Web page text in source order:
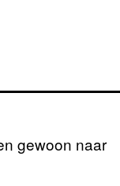
gewoon naar